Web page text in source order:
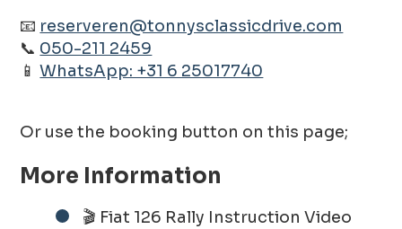
📧 reserveren@tonnysclassicdrive.com
📞 050-211 2459
📱WhatsApp: +31 6 25017740
Or use the booking button on this page;
More Information
🎬 Fiat 126 Rally Instruction Video